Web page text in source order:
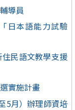
導員
日本語能力試驗
民語文教學支援
實施計畫
5月）辦理師資培